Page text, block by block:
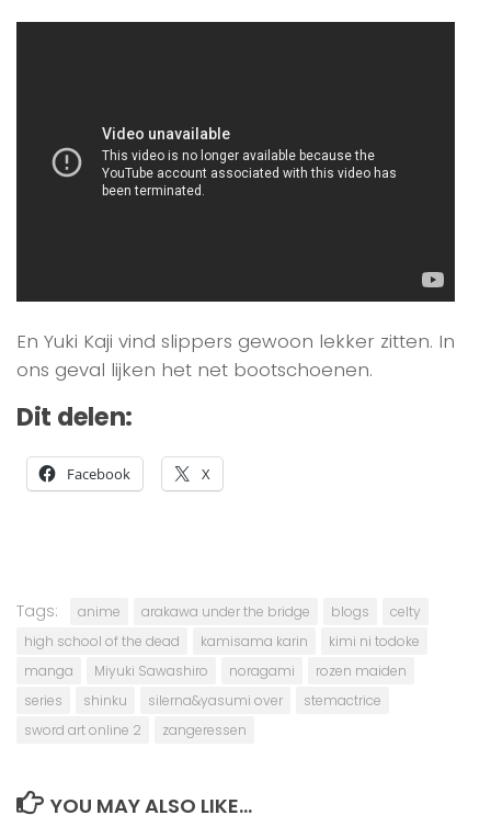
En Yuki Kaji vind slippers gewoon lekker zitten. In
ons geval lijken het net bootschoenen.
Dit delen:
Facebook X
Tags: anime arakawa under the bridge blogs
celty
high school of the dead
kamisama karin
kimi ni todoke
manga
Miyuki Sawashiro noragami
rozen maiden
series
shinku silerna&yasumi over
stemactrice
sword art online 2
zangeressen
YOU MAY ALSO LIKE...